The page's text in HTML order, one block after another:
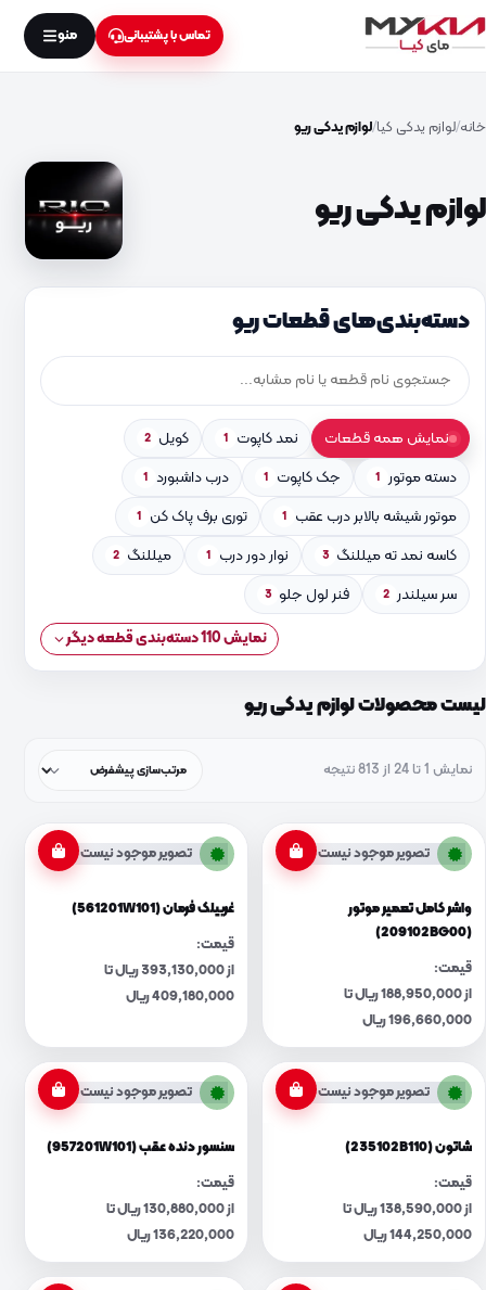
تماس با پشتیبانی منو
خانه لوازم یدکی کیا لوازم یدکی ریو
لوازم یدکی ریو
دسته‌بندی‌های قطعات ریو
نمایش همه قطعات نمد کاپوت 1 کویل 2
دسته موتور 1 جک کاپوت 1 درب داشبورد 1
موتور شیشه بالابر درب عقب 1 توری برف پاک کن 1
کاسه نمد ته میللنگ 3 نوار دور درب 1 میللنگ 2
سر سیلندر 2 فنر لول جلو 3
نمایش 110 دسته‌بندی قطعه دیگر
لیست محصولات لوازم یدکی ریو
نمایش 1 تا 24 از 813 نتیجه
تصویر موجود نیست
واشر کامل تعمیر موتور
(209102BG00)
قیمت:
از 188,950,000 ریال تا
196,660,000 ریال
تصویر موجود نیست
غربیلک فرمان (561201W101)
قیمت:
از 393,130,000 ریال تا
409,180,000 ریال
تصویر موجود نیست
شاتون (235102B110)
قیمت:
از 138,590,000 ریال تا
144,250,000 ریال
تصویر موجود نیست
سنسور دنده عقب (957201W101)
قیمت:
از 130,880,000 ریال تا
136,220,000 ریال